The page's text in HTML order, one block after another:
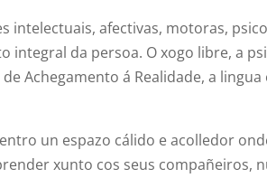
intelectuais, afectivas, motoras,
integral da persoa. O xogo libre, a
Achegamento á Realidade, a lingua
un espazo cálido e acolledor
xunto cos seus compañeiros,